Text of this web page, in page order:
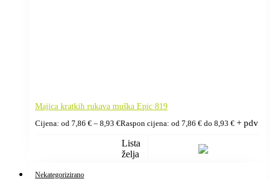
Majica kratkih rukava muška Epic 819
Cijena: od 7,86 € – 8,93 €Raspon cijena: od 7,86 € do 8,93 € + pdv
Lista
želja
Nekategorizirano